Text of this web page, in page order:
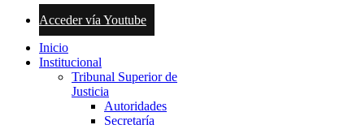
Acceder vía Youtube
Inicio
Institucional
Tribunal Superior de
Justicia
Autoridades
Secretaría